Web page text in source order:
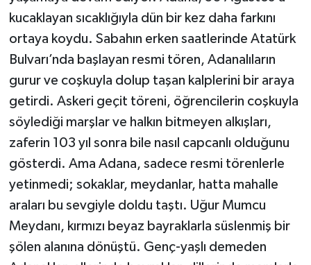
kucaklayan sıcaklığıyla dün bir kez daha farkını
ortaya koydu. Sabahın erken saatlerinde Atatürk
Bulvarı’nda başlayan resmi tören, Adanalıların
gurur ve coşkuyla dolup taşan kalplerini bir araya
getirdi. Askeri geçit töreni, öğrencilerin coşkuyla
söylediği marşlar ve halkın bitmeyen alkışları,
zaferin 103 yıl sonra bile nasıl capcanlı olduğunu
gösterdi. Ama Adana, sadece resmi törenlerle
yetinmedi; sokaklar, meydanlar, hatta mahalle
araları bu sevgiyle doldu taştı. Uğur Mumcu
Meydanı, kırmızı beyaz bayraklarla süslenmiş bir
şölen alanına dönüştü. Genç-yaşlı demeden